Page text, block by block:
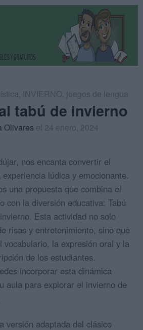
, INVIERNO, juegos de lengua
tabú de invierno
Olivares el 24 enero, 2024
nos encanta convertir el
lúdica y emocionante.
una propuesta que combina el
con la diversión educativa: Tabú
Esta actividad no solo
risas y entretenimiento, sino que
vocabulario, la expresión oral y la
de los estudiantes.
incorporar esta dinámica
aula para explorar el invierno de
versión adaptada del clásico